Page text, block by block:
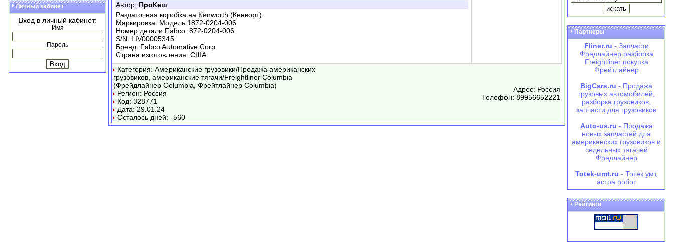
Личный кабинет
Вход в личный кабинет:
Имя
Пароль
Автор: ПроКеш
Раздаточная коробка на Kenworth (Кенворт).
Маркировка: Модель 1872-0204-006
Номер детали Fabco: 872-0204-006
S/N: LIV00005345
Бренд: Fabco Automative Corp.
Страна изготовления: США
Категория: Американские грузовики/Продажа американских
грузовиков, американские тягачи/Freightliner Columbia
(Фрейдлайнер Columbia, Фрейтлайнер Columbia)
Регион: Россия
Код: 328771
Дата: 29.01.24
Осталось дней: -560
Адрес: Россия
Телефон: 89956652221
Партнеры
Fliner.ru - Запчасти
Фредлайнер разборка
Freightliner покупка
Фрейтлайнер
BigCars.ru - Продажа
грузовых автомобилей,
разборка грузовиков,
запчасти для грузовиков
Auto-us.ru - Продажа
новых запчастей для
американских грузовиков и
седельных тягачей
Фредлайнер
Totek-umt.ru - Тотек умт,
астра робот
Рейтинги